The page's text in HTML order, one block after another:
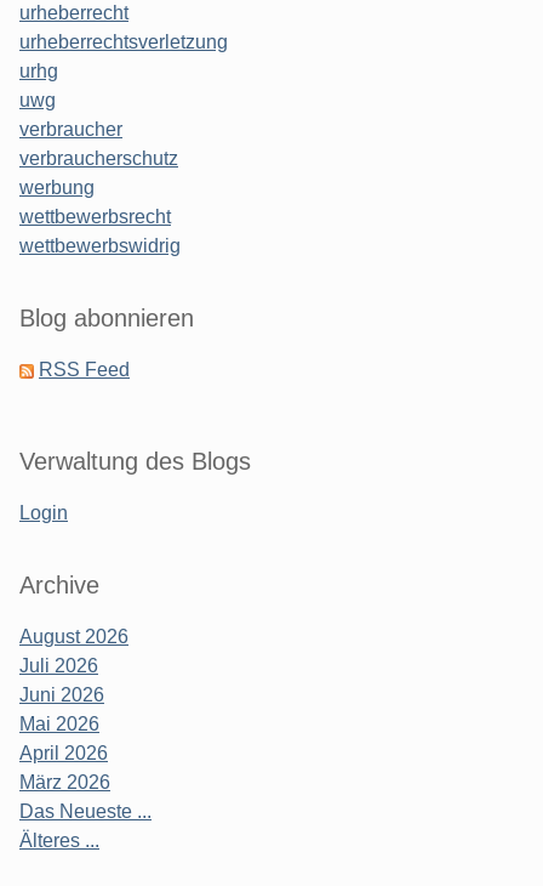
urheberrecht
urheberrechtsverletzung
urhg
uwg
verbraucher
verbraucherschutz
werbung
wettbewerbsrecht
wettbewerbswidrig
Blog abonnieren
RSS Feed
Verwaltung des Blogs
Login
Archive
August 2026
Juli 2026
Juni 2026
Mai 2026
April 2026
März 2026
Das Neueste ...
Älteres ...